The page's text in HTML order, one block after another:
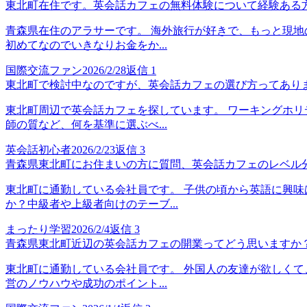
東北町在住です。英会話カフェの無料体験について経験ある
青森県在住のアラサーです。 海外旅行が好きで、もっと現
初めてなのでいきなりお金をか...
国際交流ファン2026/2/28返信 1
東北町で検討中なのですが、英会話カフェの選び方ってあり
東北町周辺で英会話カフェを探しています。 ワーキングホ
師の質など、何を基準に選ぶべ...
英会話初心者2026/2/23返信 3
青森県東北町にお住まいの方に質問、英会話カフェのレベル
東北町に通勤している会社員です。 子供の頃から英語に興
か？中級者や上級者向けのテーブ...
まったり学習2026/2/4返信 3
青森県東北町近辺の英会話カフェの開業ってどう思いますか
東北町に通勤している会社員です。 外国人の友達が欲しく
営のノウハウや成功のポイント...